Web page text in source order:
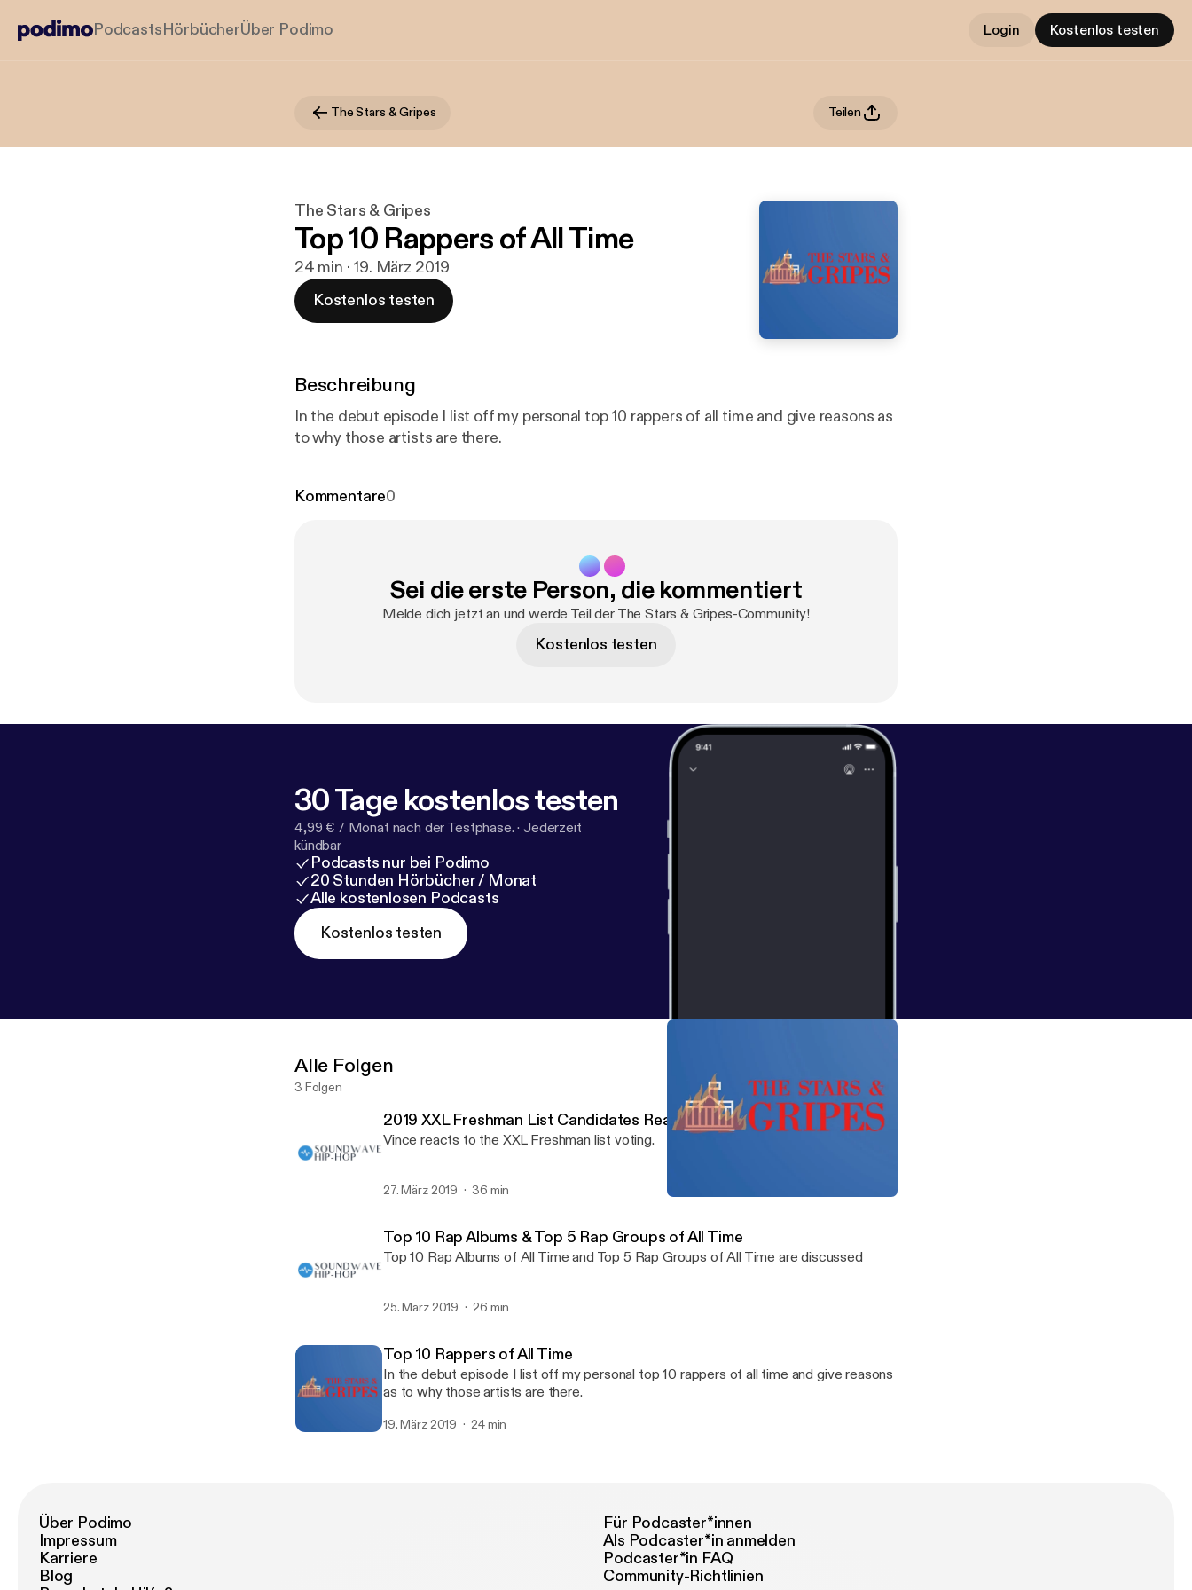
PodcastsHörbücherÜber Podimo Login Kostenlos testen
The Stars & Gripes Teilen
The Stars & Gripes
Top 10 Rappers of All Time
24 min · 19. März 2019
Kostenlos testen
Beschreibung
In the debut episode I list off my personal top 10 rappers of all time and give reasons as
to why those artists are there.
Kommentare0
Sei die erste Person, die kommentiert
Melde dich jetzt an und werde Teil der The Stars & Gripes-Community!
Kostenlos testen
30 Tage kostenlos testen
4,99 € / Monat nach der Testphase. · Jederzeit
kündbar
Podcasts nur bei Podimo
20 Stunden Hörbücher / Monat
Alle kostenlosen Podcasts
Kostenlos testen
Alle Folgen
3 Folgen
2019 XXL Freshman List Candidates Reaction
Vince reacts to the XXL Freshman list voting.
27. März 2019 36 min
Top 10 Rap Albums & Top 5 Rap Groups of All Time
Top 10 Rap Albums of All Time and Top 5 Rap Groups of All Time are discussed
25. März 2019 26 min
Top 10 Rappers of All Time
In the debut episode I list off my personal top 10 rappers of all time and give reasons
as to why those artists are there.
19. März 2019 24 min
Über Podimo
Impressum
Karriere
Blog
Für Podcaster*innen
Als Podcaster*in anmelden
Podcaster*in FAQ
Community-Richtlinien